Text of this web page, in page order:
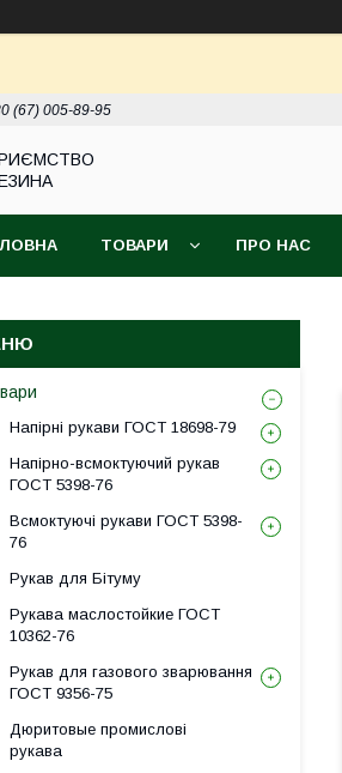
(67) 005-89-95
ТОВАРИ ПРО НАС
Напірні рукави ГОСТ 18698-79
Напірно-всмоктуючий рукав
ГОСТ 5398-76
Всмоктуючі рукави ГОСТ 5398-
76
Рукав для Бітуму
Рукава маслостойкие ГОСТ
10362-76
Рукав для газового зварювання
ГОСТ 9356-75
Дюритовые промислові
рукава